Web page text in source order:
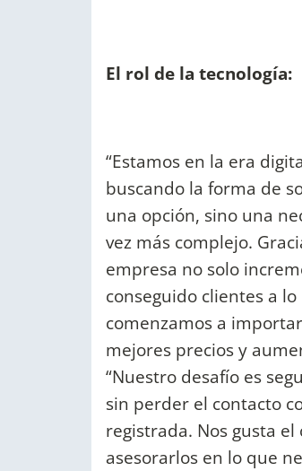
El rol de la tecnología:
“Estamos en la era
buscando la forma de
una opción, sino una
vez más complejo.
empresa no solo
conseguido clientes a
comenzamos a
mejores precios y
“Nuestro desafío es
sin perder el contacto
registrada. Nos gusta
asesorarlos en lo que